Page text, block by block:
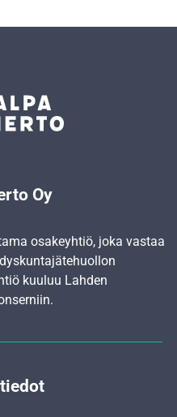
Oy
osakeyhtiö, joka vastaa
kuuluu Lahden